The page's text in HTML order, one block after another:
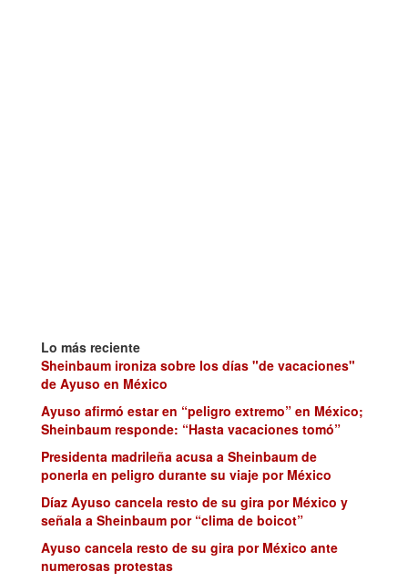
Lo más reciente
Sheinbaum ironiza sobre los días "de vacaciones"
de Ayuso en México
Ayuso afirmó estar en “peligro extremo” en México;
Sheinbaum responde: “Hasta vacaciones tomó”
Presidenta madrileña acusa a Sheinbaum de
ponerla en peligro durante su viaje por México
Díaz Ayuso cancela resto de su gira por México y
señala a Sheinbaum por “clima de boicot”
Ayuso cancela resto de su gira por México ante
numerosas protestas